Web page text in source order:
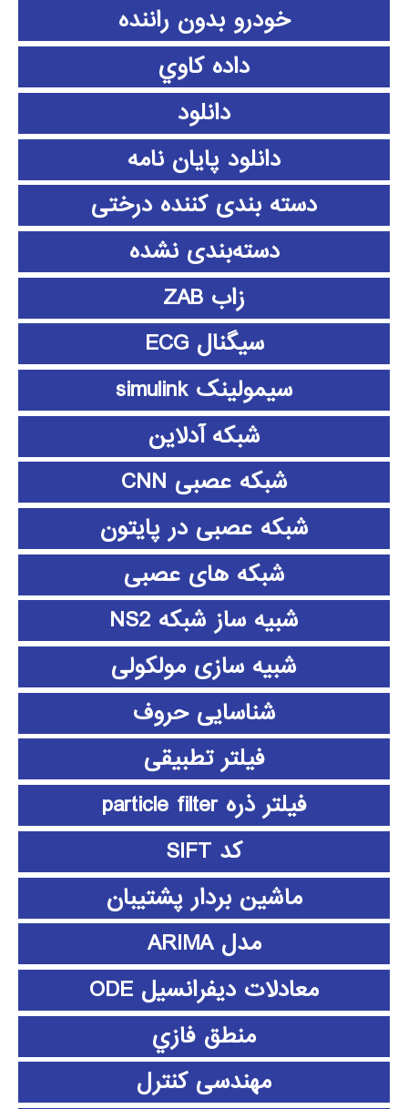
خودرو بدون راننده
داده كاوي
دانلود
دانلود پايان نامه
دسته بندی کننده درختی
دسته‌بندی نشده
زاب ZAB
سیگنال ECG
سیمولینک simulink
شبکه آدلاین
شبکه عصبی CNN
شبکه عصبی در پایتون
شبکه های عصبی
شبیه ساز شبکه NS2
شبیه سازی مولکولی
شناسایی حروف
فیلتر تطبیقی
فیلتر ذره particle filter
کد SIFT
ماشین بردار پشتیبان
مدل ARIMA
معادلات دیفرانسیل ODE
منطق فازي
مهندسی کنترل